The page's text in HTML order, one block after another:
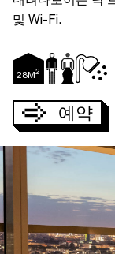
및 Wi-Fi.
28M2
예약
30